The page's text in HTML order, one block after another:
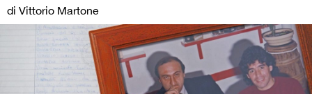
di Vittorio Martone